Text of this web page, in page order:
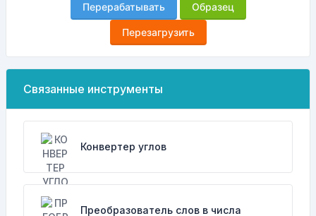
Перерабатывать Образец
Перезагрузить
Связанные инструменты
Конвертер углов
Преобразователь слов в числа